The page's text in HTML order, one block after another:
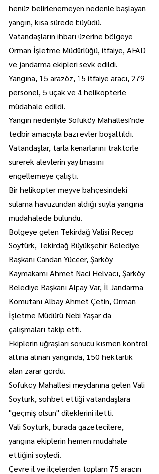
henüz belirlenemeyen nedenle başlayan
yangın, kısa sürede büyüdü.
Vatandaşların ihbarı üzerine bölgeye
Orman İşletme Müdürlüğü, itfaiye, AFAD
ve jandarma ekipleri sevk edildi.
Yangına, 15 arazöz, 15 itfaiye aracı, 279
personel, 5 uçak ve 4 helikopterle
müdahale edildi.
Yangın nedeniyle Sofuköy Mahallesi'nde
tedbir amacıyla bazı evler boşaltıldı.
Vatandaşlar, tarla kenarlarını traktörle
sürerek alevlerin yayılmasını
engellemeye çalıştı.
Bir helikopter meyve bahçesindeki
sulama havuzundan aldığı suyla yangına
müdahalede bulundu.
Bölgeye gelen Tekirdağ Valisi Recep
Soytürk, Tekirdağ Büyükşehir Belediye
Başkanı Candan Yüceer, Şarköy
Kaymakamı Ahmet Naci Helvacı, Şarköy
Belediye Başkanı Alpay Var, İl Jandarma
Komutanı Albay Ahmet Çetin, Orman
İşletme Müdürü Nebi Yaşar da
çalışmaları takip etti.
Ekiplerin uğraşları sonucu kısmen kontrol
altına alınan yangında, 150 hektarlık
alan zarar gördü.
Sofuköy Mahallesi meydanına gelen Vali
Soytürk, sohbet ettiği vatandaşlara
"geçmiş olsun" dileklerini iletti.
Vali Soytürk, burada gazetecilere,
yangına ekiplerin hemen müdahale
ettiğini söyledi.
Çevre il ve ilçelerden toplam 75 aracın